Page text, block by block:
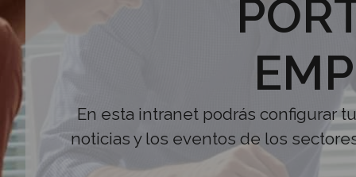
En esta intranet podrás configurar
noticias y los eventos de los